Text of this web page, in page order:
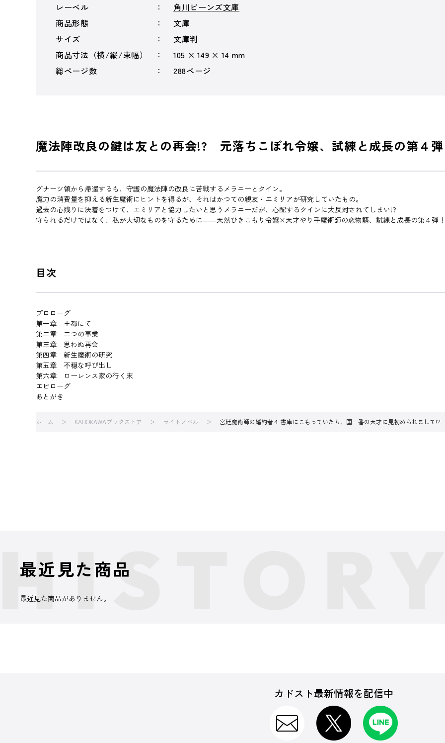
レーベル
角川ビーンズ文庫
商品形態
文庫
サイズ
文庫判
商品寸法（横/縦/束幅）
105 × 149 × 14 mm
総ページ数
288ページ
魔法陣改良の鍵は友との再会!? 元落ちこぼれ令嬢、試練と成長の第４
グナーツ領から帰還するも、守護の魔法陣の改良に苦戦するメラニーとクイン。
魔力の消費量を抑える新生魔術にヒントを得るが、それはかつての親友・エミリアが研究していたもの。
過去の心残りに決着をつけて、エミリアと協力したいと思うメラニーだが、心配するクインに大反対されてしまい!?
守られるだけではなく、私が大切なものを守るために――天然ひきこもり令嬢×天才やり手魔術師の恋物語、試練と成長の第４弾！
目次
プロローグ
第一章 王都にて
第二章 二つの事業
第三章 思わぬ再会
第四章 新生魔術の研究
第五章 不穏な呼び出し
第六章 ローレンス家の行く末
エピローグ
あとがき
ホーム KADOKAWAブックストア ライトノベル 宮廷魔術師の婚約者４ 書庫にこもっていたら、国一番の天才に見初められまして!?
最近見た商品
最近見た商品がありません。
カドスト最新情報を配信中